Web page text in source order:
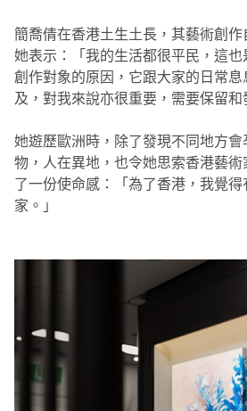
簡喬倩在香港土生土長，其藝術創作
她表示：「我的生活都很平民，這
創作對象的原因，它跟大家的日常
及，對我來說亦很重要，需要保留和
她遊歷歐洲時，除了發現不同地方
物，人在異地，也令她思索香港藝
了一份使命感：「為了香港，我覺
家。」